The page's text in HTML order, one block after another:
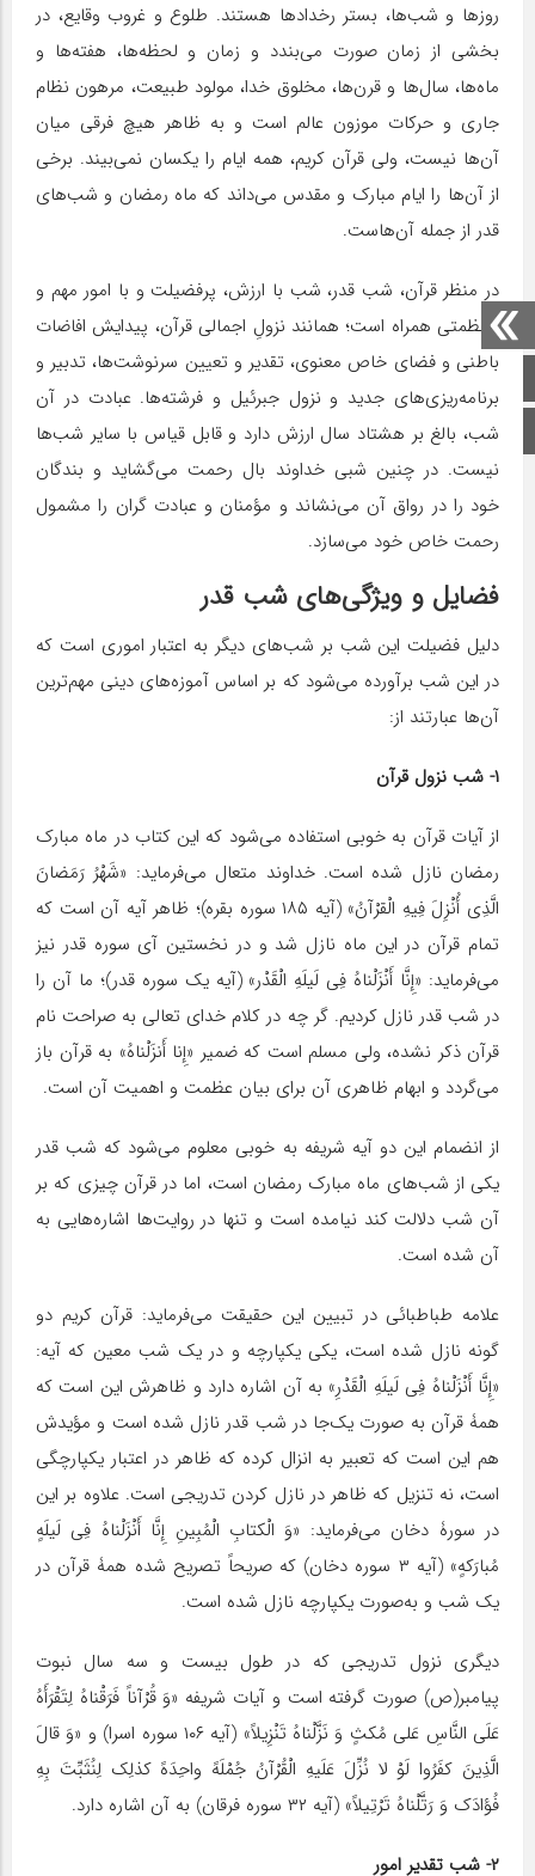
صفحه اصلی
اینستاگرام
روزها و شب‌ها، بستر رخدادها هستند. طلوع و غروب وقایع، در
بخشی از زمان صورت می‌‏بندد و زمان و لحظه‌‏ها، هفته‏‌ها و
ماه‏‌ها، سال‌ها و قرن‌ها، مخلوق خدا، مولود طبیعت، مرهون نظام
جاری و حرکات موزون عالم است و به ظاهر هیچ فرقی میان
آن‌ها نیست، ولی قرآن کریم، همه ایام را یکسان نمی‏‌بیند. برخی
از آن‌ها را ایام مبارک و مقدس می‏‌داند که ماه رمضان و شب‌های
قدر از جمله آن‌هاست.
در منظر قرآن، شب قدر، شب با ارزش، پرفضیلت و با امور مهم و
باعظمتی همراه است؛ همانند نزولِ اجمالی قرآن، پیدایش افاضات
باطنی و فضای خاص معنوی، تقدیر و تعیین سرنوشت‌ها، تدبیر و
برنامه‌ریزی‌های جدید و نزول جبرئیل و فرشته‏‌ها. عبادت در آن
شب، بالغ بر هشتاد سال ارزش دارد و قابل قیاس با سایر شب‌ها
نیست. در چنین شبی خداوند بال رحمت می‏‌گشاید و بندگان
خود را در رواق آن می‏‌نشاند و مؤمنان و عبادت گران را مشمول
رحمت خاص خود می‏‌سازد.
فضایل و ویژگی‌های شب قدر
دلیل فضیلت این شب بر شب‌های دیگر به اعتبار اموری است که
در این شب برآورده می‌شود که بر اساس آموزه‌های دینی مهم‌ترین
آن‌ها عبارتند از:
۱- شب نزول قرآن
از آیات قرآن به‌ خوبی استفاده می‌شود که این کتاب در ماه مبارک
رمضان نازل شده است. خداوند متعال می‌فرماید: «شَهْرُ رَمَضانَ
الَّذِی أُنْزِلَ فِیهِ الْقرْآنُ» (آیه ۱۸۵ سوره بقره)؛ ظاهر آیه آن است که
تمام قرآن در این ماه نازل شد و در نخستین آی سوره قدر نیز
می‌فرماید: «إِنَّا أَنْزَلْناهُ فِی لَیلَهِ الْقَدْر» (آیه یک سوره قدر)؛ ما آن را
در شب قدر نازل کردیم. گر چه در کلام خدای تعالی به صراحت نام
قرآن ذکر نشده، ولی مسلم است که ضمیر «إِنا أَنزَلْناهُ» به قرآن باز
می‌گردد و ابهام ظاهری آن برای بیان عظمت و اهمیت آن است.
از انضمام این دو آیه شریفه به خوبی معلوم می‌شود که شب قدر
یکی از شب‌های ماه مبارک رمضان است، اما در قرآن چیزی که بر
آن شب دلالت کند نیامده است و تنها در روایت‌ها اشاره‌هایی به
آن شده است.
علامه طباطبائی در تبیین این حقیقت می‌فرماید: قرآن کریم دو
گونه نازل شده است، یکی یکپارچه و در یک شب معین که آیه:
«إِنَّا أَنْزَلْناهُ فِی لَیلَهِ الْقَدْرِ» به آن اشاره دارد و ظاهرش این است که
همۀ قرآن به‌ صورت یک‌جا در شب قدر نازل شده است و مؤیدش
هم این است که تعبیر به انزال کرده که ظاهر در اعتبار یکپارچگی
است، نه تنزیل که ظاهر در نازل کردن تدریجی است. علاوه بر این
در سورۀ دخان می‌فرماید: «وَ الْکتابِ الْمُبِینِ إِنَّا أَنْزَلْناهُ فِی لَیلَهٍ
مُبارَکهٍ» (آیه ۳ سوره دخان) که صریحاً تصریح شده همۀ قرآن در
یک شب و به‌صورت یکپارچه نازل شده است.
دیگری نزول تدریجی که در طول بیست و سه سال نبوت
پیامبر(ص) صورت گرفته است و آیات شریفه «وَ قُرْآناً فَرَقْناهُ لِتَقْرَأَهُ
عَلَی النَّاسِ عَلی مُکثٍ وَ نَزَّلْناهُ تَنْزِیلاً» (آیه ۱۰۶ سوره اسرا) و «وَ قالَ
الَّذِینَ کفَرُوا لَوْ لا نُزِّلَ عَلَیهِ الْقُرْآنُ جُمْلَهً واحِدَهً کذلِک لِنُثَبِّتَ بِهِ
فُؤادَک وَ رَتَّلْناهُ تَرْتِیلاً» (آیه ۳۲ سوره فرقان) به آن اشاره دارد.
۲- شب تقدیر امور